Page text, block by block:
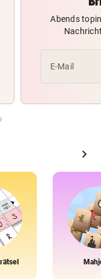
Abends
E-Mail
chevron_right